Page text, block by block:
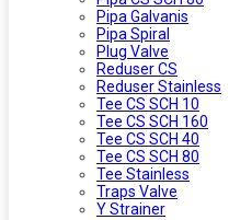
Pipa Galvanis
Pipa Spiral
Plug Valve
Reduser CS
Reduser Stainless
Tee CS SCH 10
Tee CS SCH 160
Tee CS SCH 40
Tee CS SCH 80
Tee Stainless
Traps Valve
Y Strainer